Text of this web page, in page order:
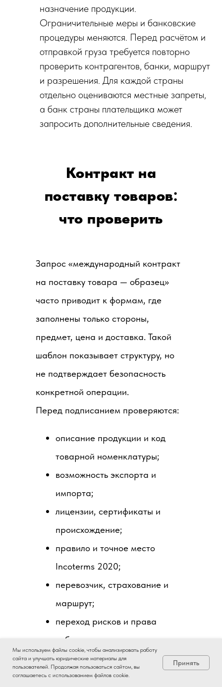
назначение продукции.
Ограничительные меры и банковские
процедуры меняются. Перед расчётом и
отправкой груза требуется повторно
проверить контрагентов, банки, маршрут
и разрешения. Для каждой страны
отдельно оцениваются местные запреты,
а банк страны плательщика может
запросить дополнительные сведения.
Контракт на
поставку товаров:
что проверить
Запрос «международный контракт
на поставку товара — образец»
часто приводит к формам, где
заполнены только стороны,
предмет, цена и доставка. Такой
шаблон показывает структуру, но
не подтверждает безопасность
конкретной операции.
Перед подписанием проверяются:
описание продукции и код
товарной номенклатуры;
возможность экспорта и
импорта;
лицензии, сертификаты и
происхождение;
правило и точное место
Incoterms 2020;
перевозчик, страхование и
маршрут;
переход рисков и права
собственности;
график платежей, комиссии и
возврат аванса;
Мы используем файлы cookie, чтобы анализировать работу
сайта и улучшать юридические материалы для
пользователей. Продолжая пользоваться сайтом, вы
соглашаетесь с использованием файлов cookie.
Принять